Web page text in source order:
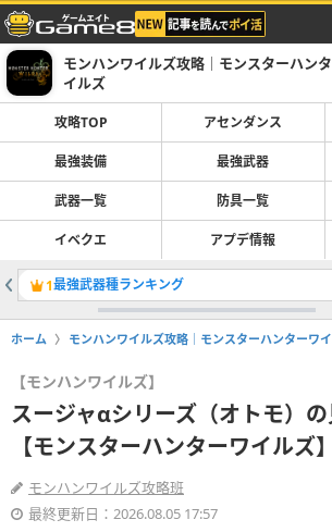
モンハンワイルズ攻略｜モンスターハン
イルズ
攻略TOP アセンダンス
最強装備 最強武器
武器一覧 防具一覧
イベクエ アプデ情報
1最強武器種ランキング
ホーム モンハンワイルズ攻略｜モンスターハンターワ
【モンハンワイルズ】
スージャαシリーズ（オトモ）
【モンスターハンターワイルズ】
モンハンワイルズ攻略班
最終更新日：2026.08.05 17:57